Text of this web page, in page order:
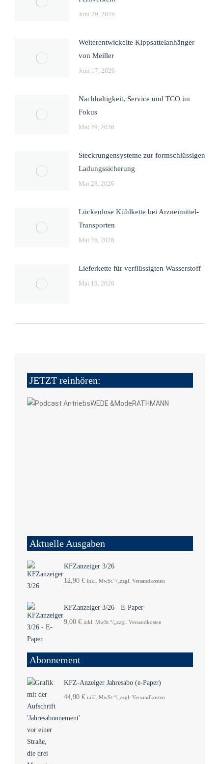
Juni 29, 2026
Weiterentwickelte Kippsattelanhänger
von Meiller
Juni 17, 2026
Nachhaltigkeit, Service und TCO im
Fokus
Mai 29, 2026
Steckrungensysteme zur formschlüssigen
Ladungssicherung
Mai 28, 2026
Lückenlose Kühlkette bei Arzneimittel-
Transporten
Mai 25, 2026
Lieferkette für verflüssigten Wasserstoff
Mai 19, 2026
JETZT reinhören:
Aktuelle Ausgaben
KFZanzeiger 3/26
12,90 € inkl. MwSt.“/„zzgl. Versandkosten
KFZanzeiger 3/26 - E-Paper
9,00 € inkl. MwSt.“/„zzgl. Versandkosten
Abonnement
KFZ-Anzeiger Jahresabo (e-Paper)
44,90 € inkl. MwSt.“/„zzgl. Versandkosten